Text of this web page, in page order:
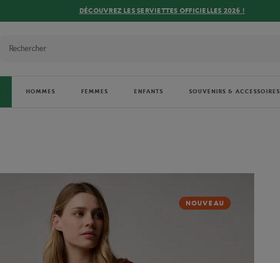
DÉCOUVREZ LES SERVIETTES OFFICIELLES 2026 !
HOMMES FEMMES ENFANTS SOUVENIRS & ACCESSOIRES
NOUVEAU